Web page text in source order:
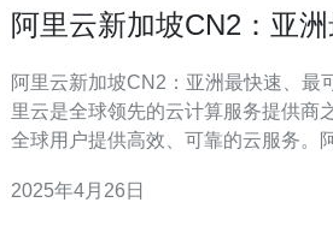
阿里云新加坡CN2：亚
阿里云新加坡CN2：亚洲最快速、最可
里云是全球领先的云计算服务提供商
全球用户提供高效、可靠的云服务。
心，提供亚洲地区最快速、最可靠的云服务
2025年4月26日